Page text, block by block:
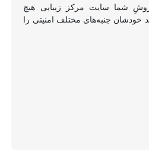
شما سایت مرکز زیبایی هیچ
خودشان جنبه‌های مختلف امنیتی را